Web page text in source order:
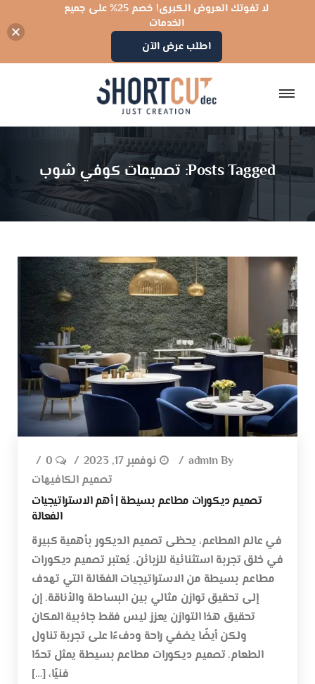
Posts Tagged: تصميمات كوفي شوب
By
admin نوفمبر 17, 2023
تصميم الكافيهات
تصميم ديكورات مطاعم بسيطة | أهم الاستراتيجيات
الفعالة
في عالم المطاعم، يحظى تصميم الديكور بأهمية كبيرة
في خلق تجربة استثنائية للزبائن. يُعتبر تصميم ديكورات
مطاعم بسيطة من الاستراتيجيات الفعّالة التي تهدف
إلى تحقيق توازن مثالي بين البساطة والأناقة. إن
تحقيق هذا التوازن يعزز ليس فقط جاذبية المكان
ولكن أيضًا يضفي راحة ودفءًا على تجربة تناول
الطعام. تصميم ديكورات مطاعم بسيطة يمثل تحدًا
فنيًا، […]
لا تفوتك العروض الكبرى! خصم 25% على جميع
الخدمات
اطلب عرض الآن